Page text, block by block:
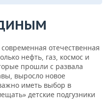
отечественная
нефть, газ, космос и
прошли с развала
выросло новое
иметь выбор в
детские подгузники